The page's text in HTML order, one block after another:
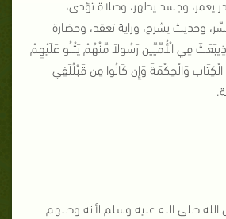
يعمر، وجسد يطهر، وصلاة تؤدى،
وحديث يشرح، وراية تعقد، وحضارة
فِي الْأُمِّيِّينَ رَسُولاً مِّنْهُمْ يَتْلُو عَلَيْهِمْ
وَالْحِكْمَةَ وَإِن كَانُوا مِن قَبْلُلَفِي
صلى الله عليه وسلم لأنه وصلهم